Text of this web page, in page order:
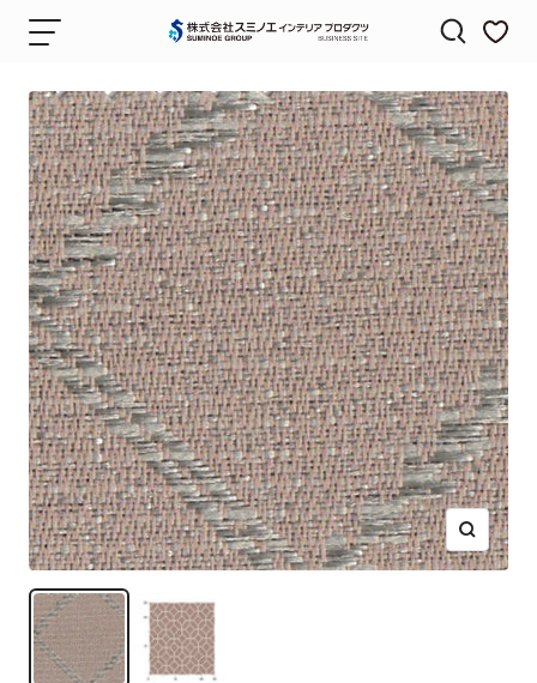
ナ
ゲ
ー
シ
ョ
ン
株
会
社
ス
ミ
ノ
エ
イ
ン
テ
リ
ア
プ
ロ
ダ
ク
ツ
（SUMINOE
Interior
Products
Co.,
Ltd.）
ズ
ー